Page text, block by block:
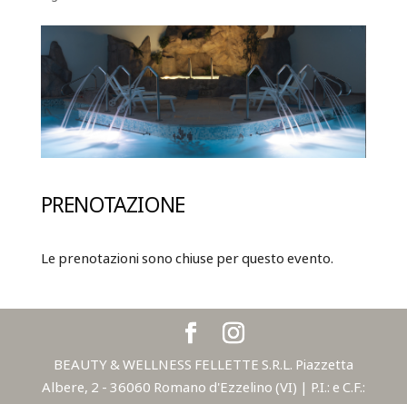
PRENOTAZIONE
Le prenotazioni sono chiuse per questo evento.
BEAUTY & WELLNESS FELLETTE S.R.L. Piazzetta
Albere, 2 - 36060 Romano d'Ezzelino (VI) | P.I.: e C.F.: